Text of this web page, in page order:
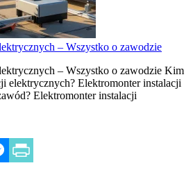
– Wszystko o zawodzie
– Wszystko o zawodzie Kim
elektrycznych? Elektromonter instalacji
Elektromonter instalacji